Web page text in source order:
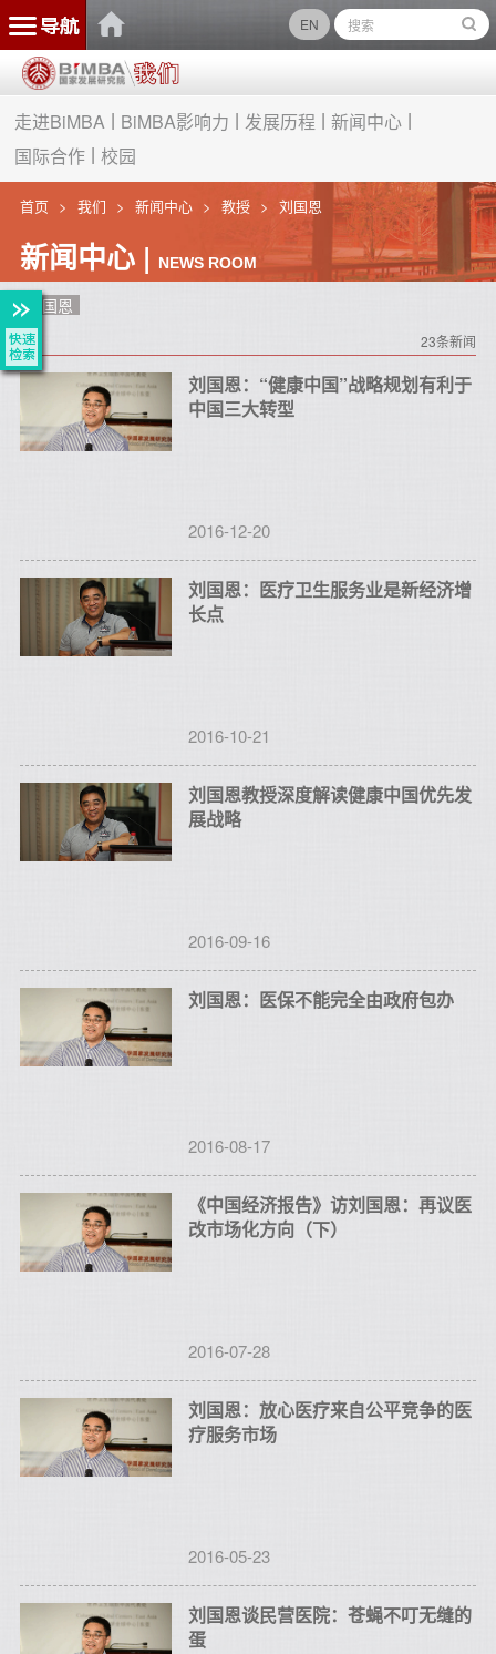
EN
走进BiMBA BiMBA影响力 发展历程
新闻中心
国际合作
校园
首页 我们 新闻中心 教授 刘国恩
新闻中心 | NEWS ROOM
刘国恩
23条新闻
刘国恩：“健康中国”战略规划有利于
中国三大转型
2016-12-20
刘国恩：医疗卫生服务业是新经济增
长点
2016-10-21
刘国恩教授深度解读健康中国优先发
展战略
2016-09-16
刘国恩：医保不能完全由政府包办
2016-08-17
《中国经济报告》访刘国恩：再议医
改市场化方向（下）
2016-07-28
刘国恩：放心医疗来自公平竞争的医
疗服务市场
2016-05-23
刘国恩谈民营医院：苍蝇不叮无缝的
蛋